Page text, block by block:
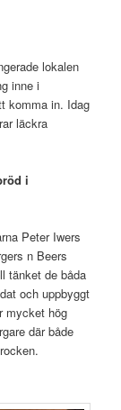
lokalen
inne i
komma in. Idag
läckra
i
Peter Iwers
n Beers
tänket de båda
och uppbyggt
mycket hög
där både